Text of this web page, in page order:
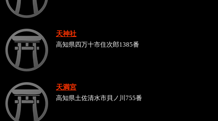
天神社
高知県四万十市住次郎1385番
天満宮
高知県土佐清水市貝ノ川755番